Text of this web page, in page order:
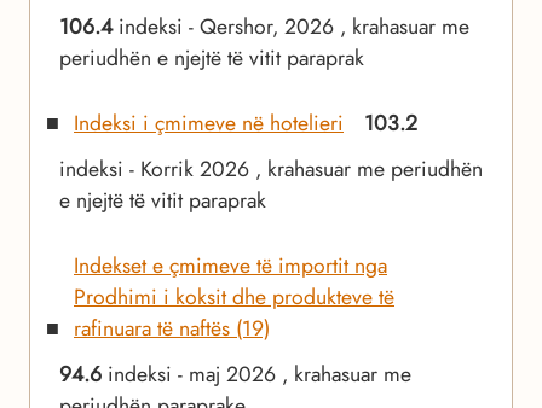
106.4indeksi - Qershor, 2026 , krahasuar me
periudhën e njejtë të vitit paraprak
Indeksi i çmimeve në hotelieri
103.2
indeksi - Korrik 2026 , krahasuar me periudhën
e njejtë të vitit paraprak
Indekset e çmimeve të importit nga
Prodhimi i koksit dhe produkteve të
rafinuara të naftës (19)
94.6 indeksi - maj 2026 , krahasuar me